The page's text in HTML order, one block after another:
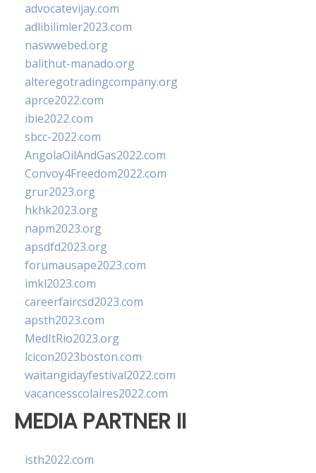
advocatevijay.com
adlibilimler2023.com
naswwebed.org
balithut-manado.org
alteregotradingcompany.org
aprce2022.com
ibie2022.com
sbcc-2022.com
AngolaOilAndGas2022.com
Convoy4Freedom2022.com
grur2023.org
hkhk2023.org
napm2023.org
apsdfd2023.org
forumausape2023.com
imkl2023.com
careerfaircsd2023.com
apsth2023.com
MedItRio2023.org
lcicon2023boston.com
waitangidayfestival2022.com
vacancesscolaires2022.com
MEDIA PARTNER II
isth2022.com